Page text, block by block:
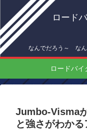
ロード
なんでだろう～ な
ロードバイ
Jumbo-Visma
と強さがわか